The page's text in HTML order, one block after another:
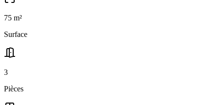
75 m²
Surface
3
Pièces